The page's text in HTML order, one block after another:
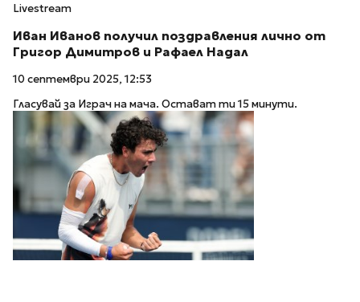
Livestream
Иван Иванов получил поздравления лично от
Григор Димитров и Рафаел Надал
10 септември 2025, 12:53
Гласувай за Играч на мача. Остават ти 15 минути.